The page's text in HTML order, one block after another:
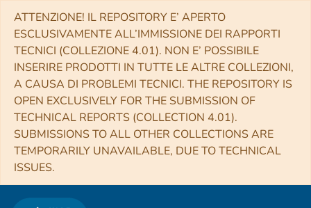
ATTENZIONE! IL REPOSITORY E’ APERTO
ESCLUSIVAMENTE ALL’IMMISSIONE DEI RAPPORTI
TECNICI (COLLEZIONE 4.01). NON E’ POSSIBILE
INSERIRE PRODOTTI IN TUTTE LE ALTRE COLLEZIONI,
A CAUSA DI PROBLEMI TECNICI. THE REPOSITORY IS
OPEN EXCLUSIVELY FOR THE SUBMISSION OF
TECHNICAL REPORTS (COLLECTION 4.01).
SUBMISSIONS TO ALL OTHER COLLECTIONS ARE
TEMPORARILY UNAVAILABLE, DUE TO TECHNICAL
ISSUES.